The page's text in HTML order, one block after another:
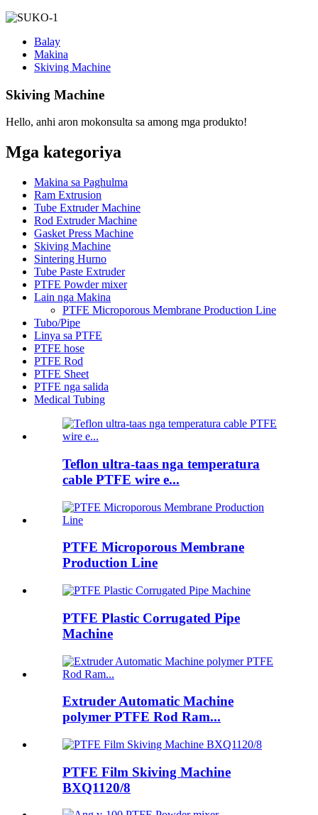
Balay
Makina
Skiving Machine
Skiving Machine
Hello, anhi aron mokonsulta sa among mga produkto!
Mga kategoriya
Makina sa Paghulma
Ram Extrusion
Tube Extruder Machine
Rod Extruder Machine
Gasket Press Machine
Skiving Machine
Sintering Hurno
Tube Paste Extruder
PTFE Powder mixer
Lain nga Makina
PTFE Microporous Membrane Production Line
Tubo/Pipe
Linya sa PTFE
PTFE hose
PTFE Rod
PTFE Sheet
PTFE nga salida
Medical Tubing
Teflon ultra-taas nga temperatura
cable PTFE wire e...
PTFE Microporous Membrane
Production Line
PTFE Plastic Corrugated Pipe
Machine
Extruder Automatic Machine
polymer PTFE Rod Ram...
PTFE Film Skiving Machine
BXQ1120/8